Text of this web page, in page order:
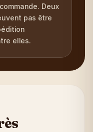
Deux
pas être
elles.